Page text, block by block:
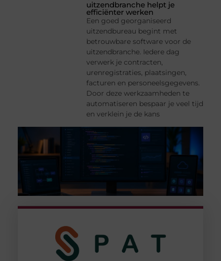
uitzendbranche helpt je
efficiënter werken
Een goed georganiseerd
uitzendbureau begint met
betrouwbare software voor de
uitzendbranche. Iedere dag
verwerk je contracten,
urenregistraties, plaatsingen,
facturen en personeelsgegevens.
Door deze werkzaamheden te
automatiseren bespaar je veel tijd
en verklein je de kans